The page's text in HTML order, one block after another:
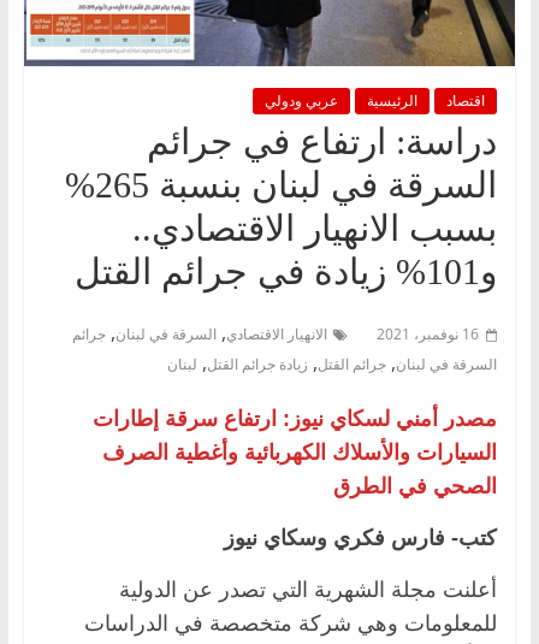
اقتصاد الرئيسية عربي ودولي
دراسة: ارتفاع في جرائم
السرقة في لبنان بنسبة 265%
بسبب الانهيار الاقتصادي..
و101% زيادة في جرائم القتل
16 نوفمبر، 2021 الانهيار الاقتصادي, السرقة في لبنان, جرائم
السرقة في لبنان, جرائم القتل, زيادة جرائم القتل, لبنان
مصدر أمني لسكاي نيوز: ارتفاع سرقة إطارات
السيارات والأسلاك الكهربائية وأغطية الصرف
الصحي في الطرق
كتب- فارس فكري وسكاي نيوز
أعلنت مجلة الشهرية التي تصدر عن الدولية
للمعلومات وهي شركة متخصصة في الدراسات